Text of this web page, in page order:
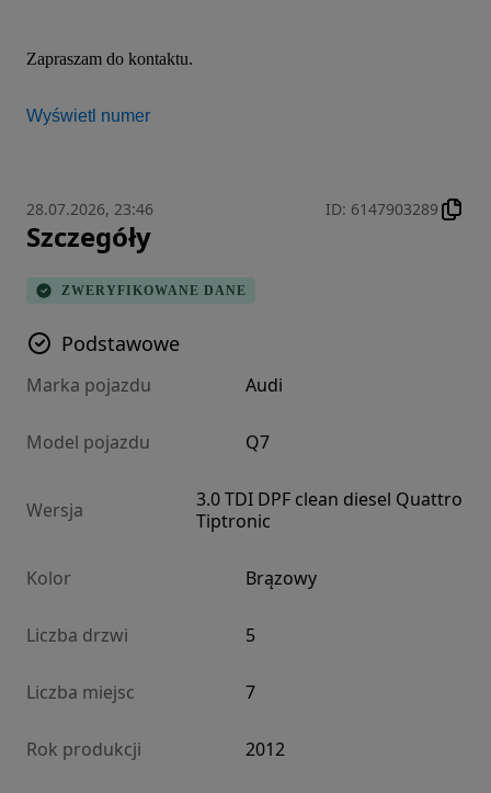
Zapraszam do kontaktu.
Wyświetl numer
28.07.2026, 23:46 ID: 6147903289
Szczegóły
ZWERYFIKOWANE DANE
Podstawowe
Marka pojazdu Audi
Model pojazdu Q7
Wersja
3.0 TDI DPF clean diesel Quattro
Tiptronic
Kolor Brązowy
Liczba drzwi 5
Liczba miejsc 7
Rok produkcji 2012